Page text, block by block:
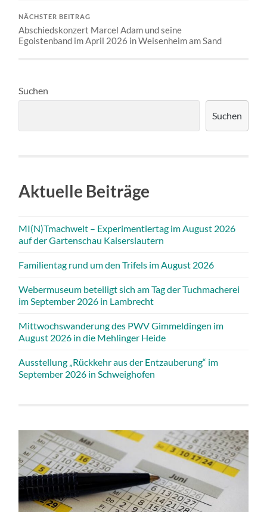
NÄCHSTER BEITRAG
Abschiedskonzert Marcel Adam und seine
Egoistenband im April 2026 in Weisenheim am Sand
Suchen
Suchen
Aktuelle Beiträge
MI(N)Tmachwelt – Experimentiertag im August 2026
auf der Gartenschau Kaiserslautern
Familientag rund um den Trifels im August 2026
Webermuseum beteiligt sich am Tag der Tuchmacherei
im September 2026 in Lambrecht
Mittwochswanderung des PWV Gimmeldingen im
August 2026 in die Mehlinger Heide
Ausstellung „Rückkehr aus der Entzauberung“ im
September 2026 in Schweighofen